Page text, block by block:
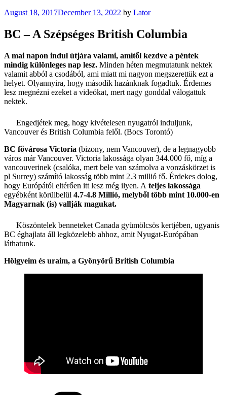
Posted
August 18, 2017December 13, 2022 by Lator
BC – A Szépséges British Columbia
A mai napon indul útjára valami, amitől kezdve a péntek
mindig különleges nap lesz. Minden héten megmutatunk nektek
valamit abból a csodából, ami miatt mi nagyon megszerettük ezt a
helyet. Olyannyira, hogy második hazánknak fogadtuk. Érdemes
lesz megnézni ezeket a videókat, mert nagy gonddal válogattuk
nektek.
Engedjétek meg, hogy kivételesen nyugatról induljunk,
Vancouver és British Columbia felől. (Bocs Torontó)
BC fővárosa Victoria (bizony, nem Vancouver), de a legnagyobb
város már Vancouver. Victoria lakossága olyan 344.000 fő, míg a
vancouverinek (csalóka, mert bele van számolva a vonzáskörzet is
pl Surrey) számító lakosság több mint 2.3 millió fő. Érdekes dolog,
hogy Európától eltérően itt lesz még ilyen. A teljes lakossága
egyébként körülbelül 4.7-4.8 Millió, melyből több mint 10.000-en
Magyarnak (is) vallják magukat.
Köszöntelek benneteket Canada gyümölcsös kertjében, ugyanis
BC éghajlata áll legközelebb ahhoz, amit Nyugat-Európában
láthatunk.
Hölgyeim és uraim, a Gyönyörű British Columbia